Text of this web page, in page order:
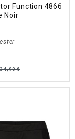
Function 4866
Noir
34,90 €